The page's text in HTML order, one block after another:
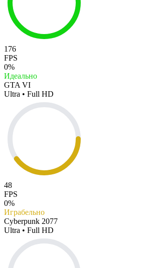
176
FPS
0%
Идеально
GTA VI
Ultra • Full HD
48
FPS
0%
Играбельно
Cyberpunk 2077
Ultra • Full HD